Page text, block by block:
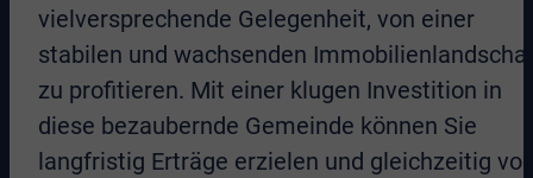
vielversprechende Gelegenheit, von einer
stabilen und wachsenden
zu profitieren. Mit einer klugen Investition in
diese bezaubernde Gemeinde können Sie
langfristig Erträge erzielen und gleichzeitig